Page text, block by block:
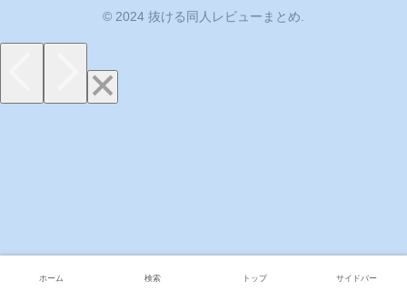
© 2024 抜ける同人レビューまとめ.
ホーム 検索 トップ サイドバー